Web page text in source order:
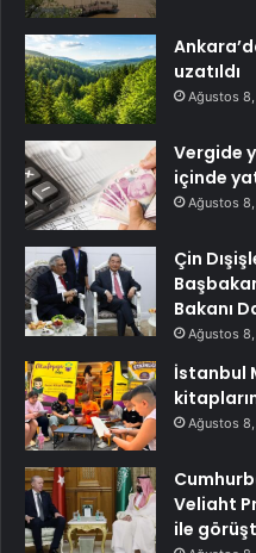
uzatıldı
Ağustos
Vergide
içinde
Ağustos
Çin
Bakanı
Ağustos
İstanbul
Ağustos
Veliaht
ile